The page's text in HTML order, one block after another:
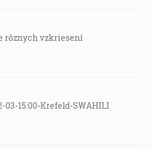
rôznych vzkriesení
03-15:00-Krefeld-SWAHILI